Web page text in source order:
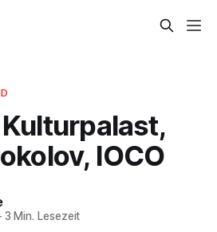
IOCO
3 Min. Lesezeit